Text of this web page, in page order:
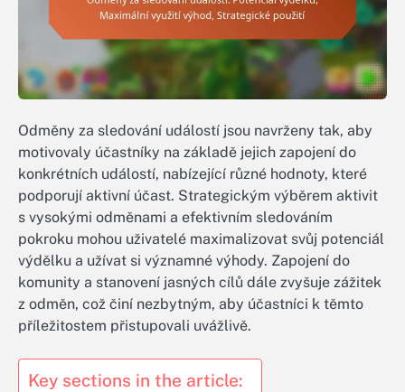
Odměny za sledování událostí jsou navrženy tak, aby
motivovaly účastníky na základě jejich zapojení do
konkrétních událostí, nabízející různé hodnoty, které
podporují aktivní účast. Strategickým výběrem aktivit
s vysokými odměnami a efektivním sledováním
pokroku mohou uživatelé maximalizovat svůj potenciál
výdělku a užívat si významné výhody. Zapojení do
komunity a stanovení jasných cílů dále zvyšuje zážitek
z odměn, což činí nezbytným, aby účastníci k těmto
příležitostem přistupovali uvážlivě.
Key sections in the article: